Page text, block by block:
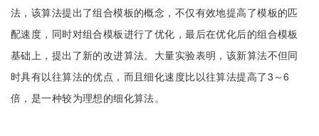
法，该算法提出了组合模板的概念，不仅有效地提高了模板的匹
配速度，同时对组合模板进行了优化，最后在优化后的组合模板
基础上，提出了新的改进算法。大量实验表明，该新算法不但同
时具有以往算法的优点，而且细化速度比以往算法提高了3～6
倍，是一种较为理想的细化算法。